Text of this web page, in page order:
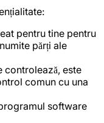
pentru tine pentru
părți ale
controlează, este
comun cu una
software